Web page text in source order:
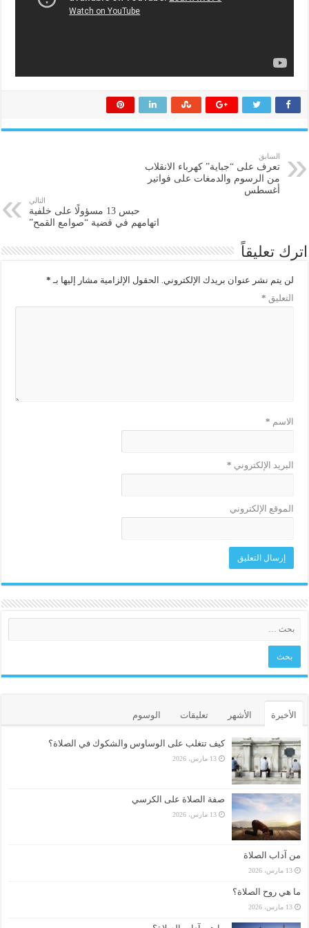
السابق
تعرف على “جباية” كهرباء الانقلاب
من الرسوم والدمغات على فواتير
أغسطس
التالي
حبس 13 مسؤولًا على خلفية
اتهامهم في قضية “صوامع القمح”
اترك تعليقاً
لن يتم نشر عنوان بريدك الإلكتروني. الحقول الإلزامية مشار إليها بـ *
التعليق *
الاسم *
البريد الإلكتروني *
الموقع الإلكتروني
الأخيرة الأشهر تعليقات الوسوم
كيف تتغلب على الوساوس والشكوك في الصلاة؟
13 مارس، 2026
صفة الصلاة على الكرسي
13 مارس، 2026
من آداب الصلاة
13 مارس، 2026
ما هي روح الصلاة؟
13 مارس، 2026